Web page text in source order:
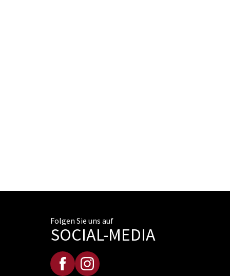
Folgen Sie uns auf
SOCIAL-MEDIA